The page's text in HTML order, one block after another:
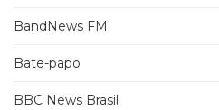
BandNews FM
Bate-papo
BBC News Brasil